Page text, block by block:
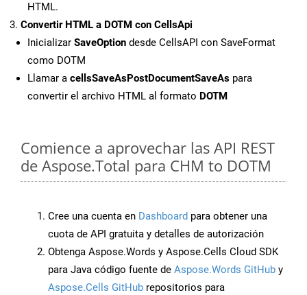
HTML.
Convertir HTML a DOTM con CellsApi
Inicializar SaveOption desde CellsAPI con SaveFormat
como DOTM
Llamar a cellsSaveAsPostDocumentSaveAs para
convertir el archivo HTML al formato DOTM
Comience a aprovechar las API REST
de Aspose.Total para CHM to DOTM
Cree una cuenta en Dashboard para obtener una
cuota de API gratuita y detalles de autorización
Obtenga Aspose.Words y Aspose.Cells Cloud SDK
para Java código fuente de Aspose.Words GitHub y
Aspose.Cells GitHub repositorios para